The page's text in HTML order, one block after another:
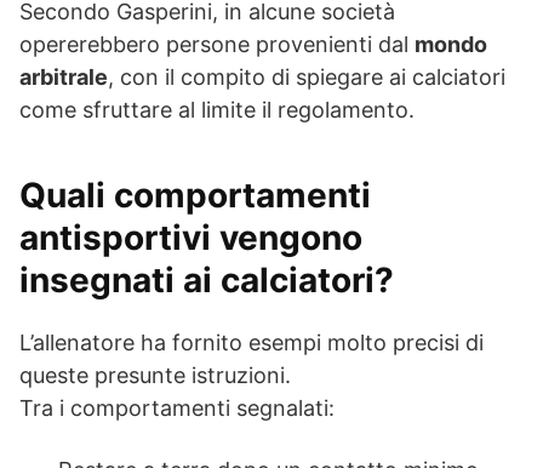
Secondo Gasperini, in alcune società
opererebbero persone provenienti dal mondo
arbitrale, con il compito di spiegare ai calciatori
come sfruttare al limite il regolamento.
Quali comportamenti
antisportivi vengono
insegnati ai calciatori?
L’allenatore ha fornito esempi molto precisi di
queste presunte istruzioni.
Tra i comportamenti segnalati: